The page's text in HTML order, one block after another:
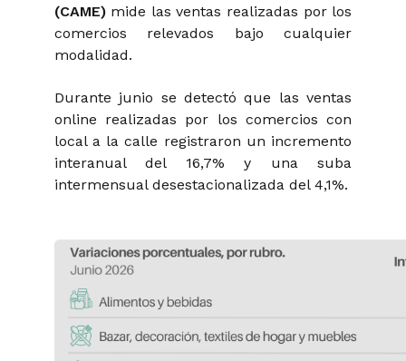
(CAME)mide las ventas realizadas por los
comercios relevados bajo cualquier
modalidad.
Durante junio se detectó que las ventas
online realizadas por los comercios con
local a la calle registraron un incremento
interanual del 16,7% y una suba
intermensual desestacionalizada del 4,1%.